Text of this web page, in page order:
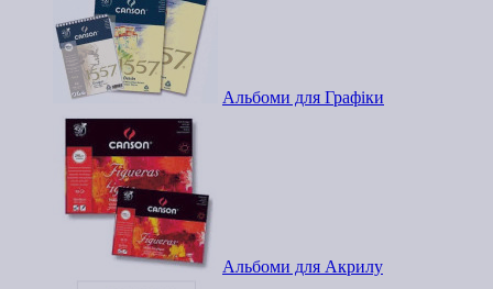
Альбоми для Графіки
Альбоми для Акрилу